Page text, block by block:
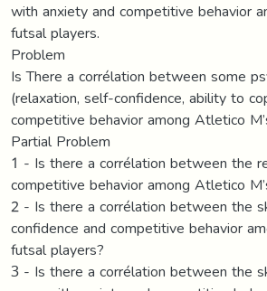
with anxiety and competitive behavior
futsal players.
Problem
Is There a corrélation between some
(relaxation, self-confidence, ability to
competitive behavior among Atletico
Partial Problem
1 - Is there a corrélation between the
competitive behavior among Atletico
2 - Is there a corrélation between the
confidence and competitive behavior
futsal players?
3 - Is there a corrélation between the